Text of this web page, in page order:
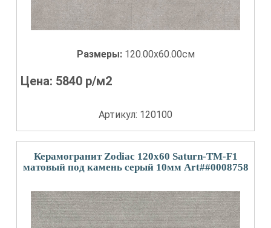
Размеры: 120.00x60.00см
Цена: 5840 р/м2
Артикул: 120100
Керамогранит Zodiac 120x60 Saturn-TM-F1
матовый под камень серый 10мм Art##0008758